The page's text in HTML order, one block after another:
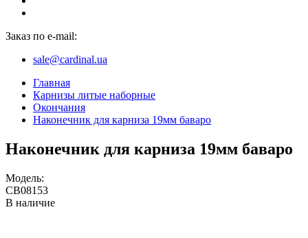
Заказ по e-mail:
sale@cardinal.ua
Главная
Карнизы литые наборные
Окончания
Наконечник для карниза 19мм баваро
Наконечник для карниза 19мм баваро
Модель:
CB08153
В наличие